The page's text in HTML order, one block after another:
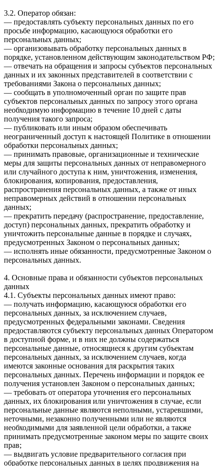
3.2. Оператор обязан:
— предоставлять субъекту персональных данных по его
просьбе информацию, касающуюся обработки его
персональных данных;
— организовывать обработку персональных данных в
порядке, установленном действующим законодательством РФ;
— отвечать на обращения и запросы субъектов персональных
данных и их законных представителей в соответствии с
требованиями Закона о персональных данных;
— сообщать в уполномоченный орган по защите прав
субъектов персональных данных по запросу этого органа
необходимую информацию в течение 10 дней с даты
получения такого запроса;
— публиковать или иным образом обеспечивать
неограниченный доступ к настоящей Политике в отношении
обработки персональных данных;
— принимать правовые, организационные и технические
меры для защиты персональных данных от неправомерного
или случайного доступа к ним, уничтожения, изменения,
блокирования, копирования, предоставления,
распространения персональных данных, а также от иных
неправомерных действий в отношении персональных
данных;
— прекратить передачу (распространение, предоставление,
доступ) персональных данных, прекратить обработку и
уничтожить персональные данные в порядке и случаях,
предусмотренных Законом о персональных данных;
— исполнять иные обязанности, предусмотренные Законом о
персональных данных.
4. Основные права и обязанности субъектов персональных
данных
4.1. Субъекты персональных данных имеют право:
— получать информацию, касающуюся обработки его
персональных данных, за исключением случаев,
предусмотренных федеральными законами. Сведения
предоставляются субъекту персональных данных Оператором
в доступной форме, и в них не должны содержаться
персональные данные, относящиеся к другим субъектам
персональных данных, за исключением случаев, когда
имеются законные основания для раскрытия таких
персональных данных. Перечень информации и порядок ее
получения установлен Законом о персональных данных;
— требовать от оператора уточнения его персональных
данных, их блокирования или уничтожения в случае, если
персональные данные являются неполными, устаревшими,
неточными, незаконно полученными или не являются
необходимыми для заявленной цели обработки, а также
принимать предусмотренные законом меры по защите своих
прав;
— выдвигать условие предварительного согласия при
обработке персональных данных в целях продвижения на